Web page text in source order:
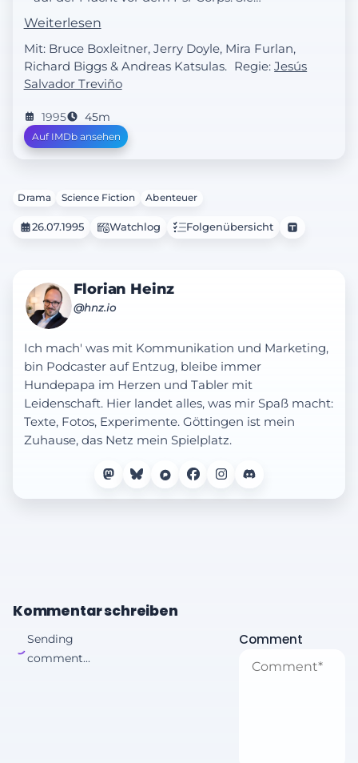
berichtet Sheridan, dass sich unter seinen
Leuten ein Verräter befinden muss. Dieser
sei vom Psi-Corps eingeschleust worden.
Weiterlesen
Mit: Bruce Boxleitner, Jerry Doyle, Mira Furlan,
Richard Biggs & Andreas Katsulas. Regie:Jesús
Salvador Treviño
1995 45m
Auf IMDb ansehen
Drama Science Fiction Abenteuer
26.07.1995 Watchlog Folgenübersicht
Florian Heinz
@hnz.io
Ich mach' was mit Kommunikation und Marketing,
bin Podcaster auf Entzug, bleibe immer
Hundepapa im Herzen und Tabler mit
Leidenschaft. Hier landet alles, was mir Spaß macht:
Texte, Fotos, Experimente. Göttingen ist mein
Zuhause, das Netz mein Spielplatz.
Kommentar schreiben
Sending
comment...
Comment